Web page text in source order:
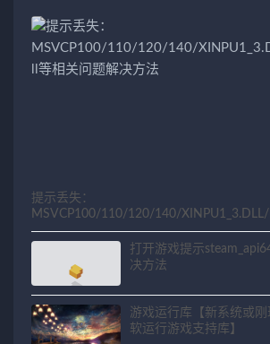
提示丢失：
MSVCP100/110/120/140/XINPU1_3.DLL/
关问题解决方法
打开游戏提示
决方法
游戏运行库【新系统或
软运行游戏支持库】